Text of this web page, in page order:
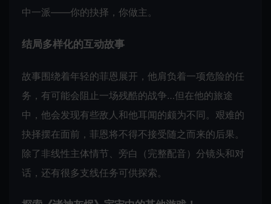
中一派——你的抉择，你做主。
结局多样化的互动故事
故事围绕着年轻的菲恩展开，他肩负着一项危险的任
务，有可能会阻止一场残酷的战争…但在他的旅途
中，他会发现有些敌人和他耳闻的颇为不同。艰难的
抉择摆在面前，菲恩将不得不接受随之而来的后果。
除了非线性主体情节、旁白（完整配音）分镜头和对
话，还有很多支线任务可供探索。